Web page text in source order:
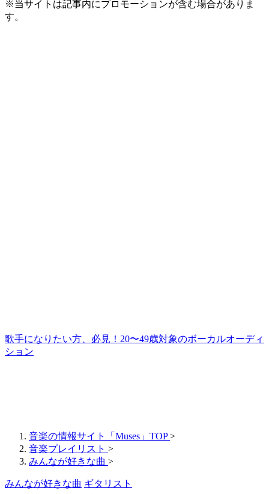
※当サイトは記事内にプロモーションが含む場合がありま
す。
歌手になりたい方、必見！20〜49歳対象のボーカルオーディ
ション
音楽の情報サイト「Muses」TOP >
音楽プレイリスト >
みんなが好きな曲 >
みんなが好きな曲 ギタリスト